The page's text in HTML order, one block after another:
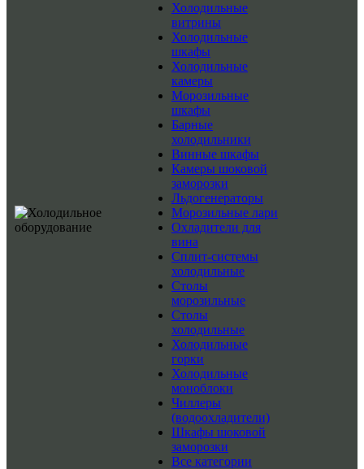
Холодильные
витрины
Холодильные
шкафы
Холодильные
камеры
Морозильные
шкафы
Барные
холодильники
Винные шкафы
Камеры шоковой
заморозки
Льдогенераторы
Морозильные лари
Охладители для
вина
Сплит-системы
холодильные
Столы
морозильные
Столы
холодильные
Холодильные
горки
Холодильные
моноблоки
Чиллеры
(водоохладители)
Шкафы шоковой
заморозки
Все категории